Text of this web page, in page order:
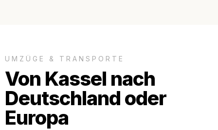
UMZÜGE & TRANSPORTE
Von Kassel nach
Deutschland oder
Europa